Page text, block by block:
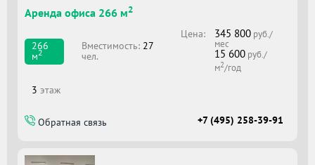
Аренда офиса 266 м2
266
м2
Вместимоcть: 27
чел.
Цена: 345 800руб./
мес
15 600руб./
м2/год
3 этаж
Обратная связь +7 (495) 258-39-91